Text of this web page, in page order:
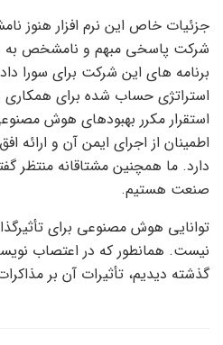
جزئیات خاص این نرم افزار
شرکت پاسخی مبهم و نامشخص به
استراتژی حساب شده برای همکاری
استقرار مکرر بهبودهای هوش
اطمینان از اجرای ایمن آن و ارائه
دارد. ما همچنین مشتاقانه منتظر
صنعت هستیم.
توانایی هوش مصنوعی برای
نیست. همانطور که در اعتصاب
گذشته دیدیم، تأثیرات آن بر